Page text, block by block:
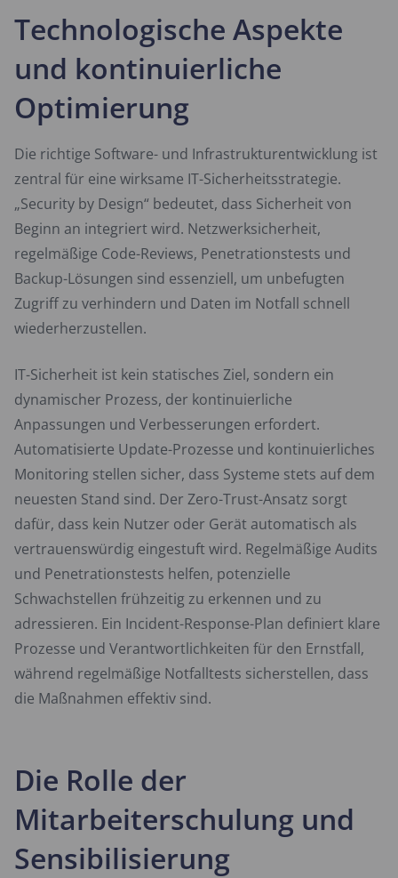
Technologische Aspekte
und kontinuierliche
Optimierung
Die richtige Software- und Infrastrukturentwicklung ist
zentral für eine wirksame IT-Sicherheitsstrategie.
„Security by Design“ bedeutet, dass Sicherheit von
Beginn an integriert wird. Netzwerksicherheit,
regelmäßige Code-Reviews, Penetrationstests und
Backup-Lösungen sind essenziell, um unbefugten
Zugriff zu verhindern und Daten im Notfall schnell
wiederherzustellen.
IT-Sicherheit ist kein statisches Ziel, sondern ein
dynamischer Prozess, der kontinuierliche
Anpassungen und Verbesserungen erfordert.
Automatisierte Update-Prozesse und kontinuierliches
Monitoring stellen sicher, dass Systeme stets auf dem
neuesten Stand sind. Der Zero-Trust-Ansatz sorgt
dafür, dass kein Nutzer oder Gerät automatisch als
vertrauenswürdig eingestuft wird. Regelmäßige Audits
und Penetrationstests helfen, potenzielle
Schwachstellen frühzeitig zu erkennen und zu
adressieren. Ein Incident-Response-Plan definiert klare
Prozesse und Verantwortlichkeiten für den Ernstfall,
während regelmäßige Notfalltests sicherstellen, dass
die Maßnahmen effektiv sind.
Die Rolle der
Mitarbeiterschulung und
Sensibilisierung